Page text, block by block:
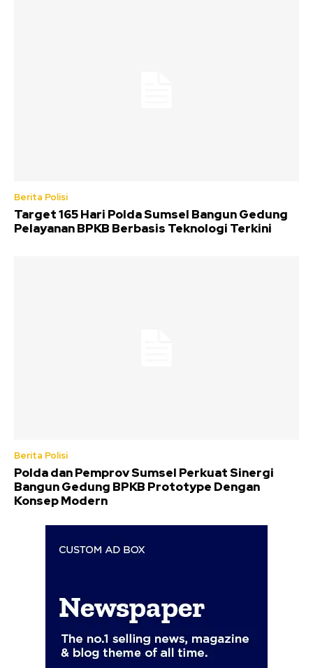
Berita Polisi
Target 165 Hari Polda Sumsel Bangun Gedung
Pelayanan BPKB Berbasis Teknologi Terkini
Berita Polisi
Polda dan Pemprov Sumsel Perkuat Sinergi
Bangun Gedung BPKB Prototype Dengan
Konsep Modern